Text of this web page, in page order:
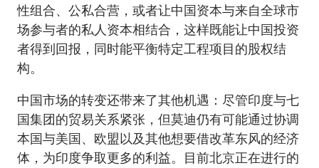
性组合、公私合营，或者让中国资本与来自全球市
场参与者的私人资本相结合，这样既能让中国投资
者得到回报，同时能平衡特定工程项目的股权结
构。
中国市场的转变还带来了其他机遇：尽管印度与七
国集团的贸易关系紧张，但莫迪仍有可能通过协调
本国与美国、欧盟以及其他想要借改革东风的经济
体，为印度争取更多的利益。目前北京正在进行的